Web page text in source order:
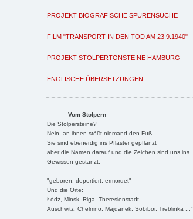
PROJEKT BIOGRAFISCHE SPURENSUCHE
FILM "TRANSPORT IN DEN TOD AM 23.9.1940"
PROJEKT STOLPERTONSTEINE HAMBURG
ENGLISCHE ÜBERSETZUNGEN
Vom Stolpern
Die Stolpersteine?
Nein, an ihnen stößt niemand den Fuß
Sie sind ebenerdig ins Pflaster gepflanzt
aber die Namen darauf und die Zeichen sind uns ins
Gewissen gestanzt:
"geboren, deportiert, ermordet"
Und die Orte:
Łódź, Minsk, Riga, Theresienstadt,
Auschwitz, Chelmno, Majdanek, Sobibor, Treblinka ..."